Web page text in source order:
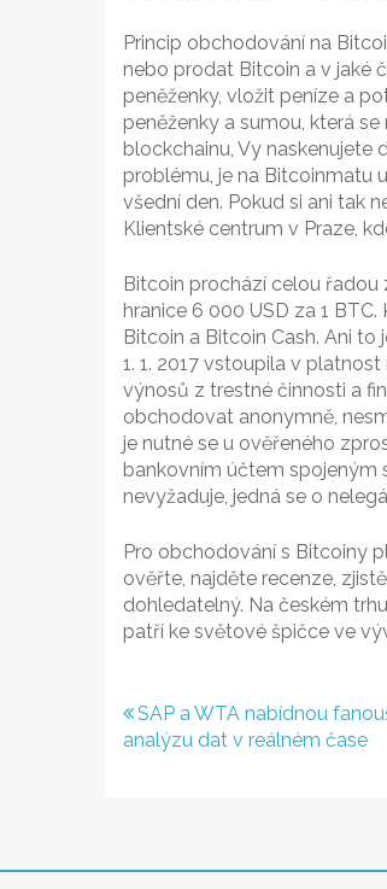
Princip obchodování na
nebo prodat Bitcoin a v jaké
peněženky, vložit peníze a
peněženky a sumou, která
blockchainu, Vy naskenujete
problému, je na Bitcoinmatu
všední den. Pokud si ani tak
Klientské centrum v Praze,
Bitcoin prochází celou řadou
hranice 6 000 USD za 1
Bitcoin a Bitcoin Cash. Ani
1. 1. 2017 vstoupila v
výnosů z trestné činnosti a
obchodovat anonymně,
je nutné se u ověřeného
bankovním účtem spojeným
nevyžaduje, jedná se o
Pro obchodování s Bitcoiny
ověřte, najděte recenze,
dohledatelný. Na českém
patří ke světové špičce ve
Navigace
pro
SAP a WTA nabídnou
analýzu dat v reálném čase